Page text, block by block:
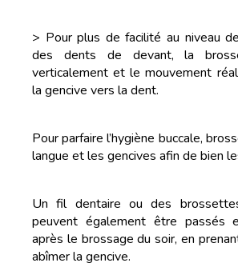
> Pour plus de facilité au niveau
des dents de devant, la
verticalement et le mouvement
la gencive vers la dent.
Pour parfaire l’hygiène buccale,
langue et les gencives afin de bien
Un fil dentaire ou des
peuvent également être passés
après le brossage du soir, en
abîmer la gencive.